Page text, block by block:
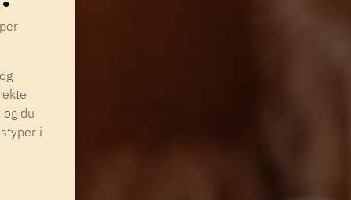
du
i